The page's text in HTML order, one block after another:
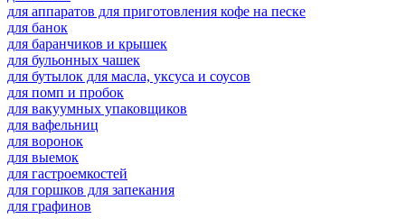
для аппаратов для приготовления кофе на песке
для банок
для баранчиков и крышек
для бульонных чашек
для бутылок для масла, уксуса и соусов
для помп и пробок
для вакуумных упаковщиков
для вафельниц
для воронок
для выемок
для гастроемкостей
для горшков для запекания
для графинов